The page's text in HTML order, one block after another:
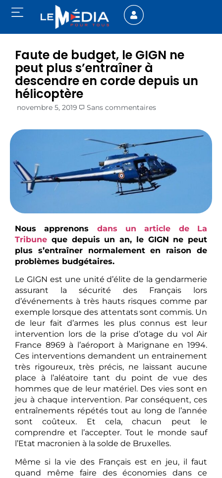
Faute de budget, le GIGN ne
peut plus s’entraîner à
descendre en corde depuis un
hélicoptère
novembre 5, 2019 Sans commentaires
Nous apprenons dans un article de La
Tribune que depuis un an, le GIGN ne peut
plus s’entraîner normalement en raison de
problèmes budgétaires.
Le GIGN est une unité d’élite de la gendarmerie
assurant la sécurité des Français lors
d’événements à très hauts risques comme par
exemple lorsque des attentats sont commis. Un
de leur fait d’armes les plus connus est leur
intervention lors de la prise d’otage du vol Air
France 8969 à l’aéroport à Marignane en 1994.
Ces interventions demandent un entrainement
très rigoureux, très précis, ne laissant aucune
place à l’aléatoire tant du point de vue des
hommes que de leur matériel. Des vies sont en
jeu à chaque intervention. Par conséquent, ces
entraînements répétés tout au long de l’année
sont coûteux. Et cela, chacun peut le
comprendre et l’accepter. Tout le monde sauf
l’Etat macronien à la solde de Bruxelles.
Même si la vie des Français est en jeu, il faut
quand même faire des économies dans ce